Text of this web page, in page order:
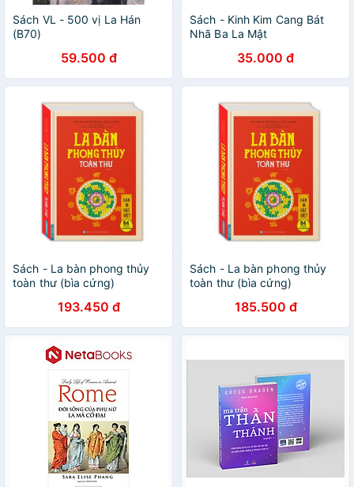
Sách VL - 500 vị La Hán
(B70)
59.500 đ
Sách - Kinh Kim Cang Bát
Nhã Ba La Mật
35.000 đ
Sách - La bàn phong thủy
toàn thư (bìa cứng)
193.450 đ
Sách - La bàn phong thủy
toàn thư (bìa cứng)
185.500 đ